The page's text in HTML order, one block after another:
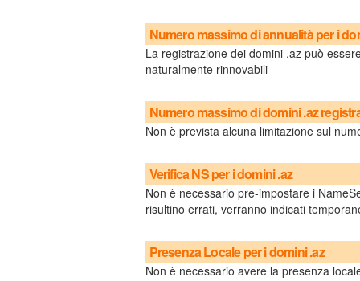
Numero massimo di annualità per i
La registrazione dei domini .az può
naturalmente rinnovabili
Numero massimo di domini .az
Non è prevista alcuna limitazione sul
Verifica NS per i domini .az
Non è necessario pre-impostare i
risultino errati, verranno indicati
Presenza Locale per i domini .az
Non è necessario avere la presenza